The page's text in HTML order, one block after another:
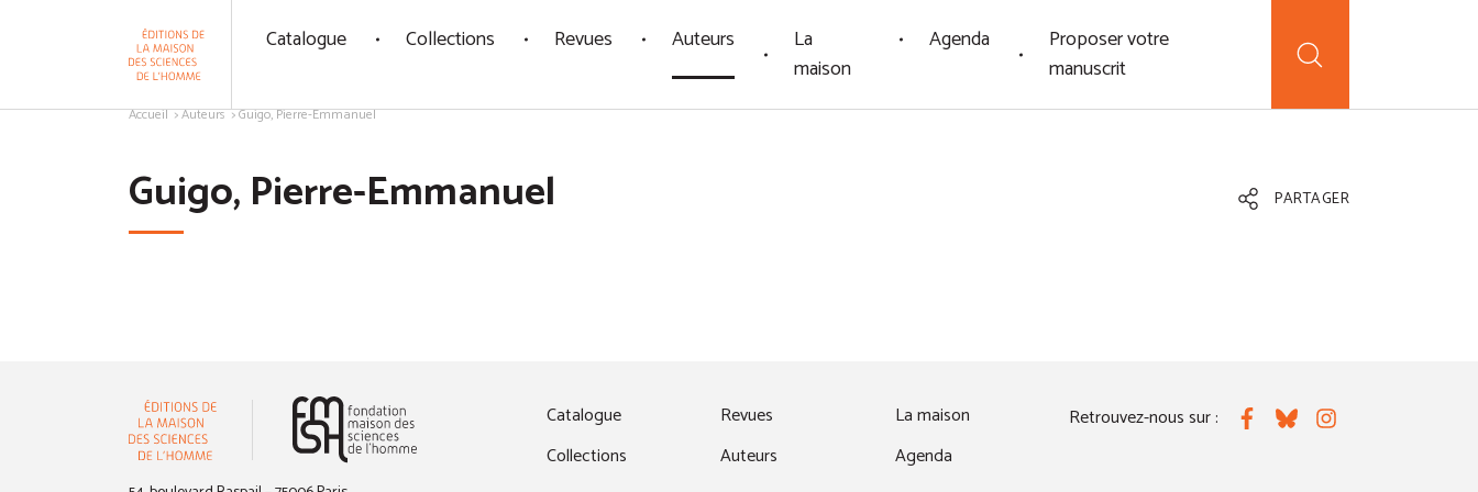
Catalogue Collections Revues Auteurs
La
maison
Agenda
Proposer votre
manuscrit
Accueil Auteurs Guigo, Pierre-Emmanuel
Guigo, Pierre-Emmanuel PARTAGER
Catalogue
Collections
Revues
Auteurs
La maison
Agenda
Retrouvez-nous sur : FacebookBlueskyInstagram